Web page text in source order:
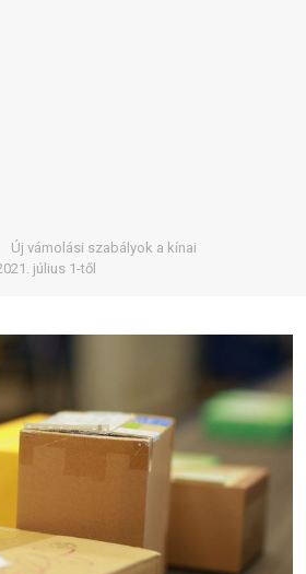
Új vámolási szabályok a kínai
július 1-től